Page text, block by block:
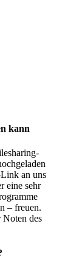
kann
an uns
eine sehr
– freuen.
des